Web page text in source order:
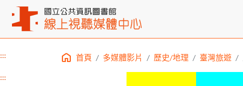
::: 首頁 多媒體影片 歷史/地理 臺灣旅遊
:::